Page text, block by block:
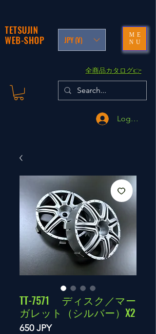
TETSUJIN
WEB-SHOP
JPY (¥)
ME
NU
​全商品カタログ👉
Logga in
TT-7571 ディスク／マー
ガレット（シルバー）X2
650 JPYPris